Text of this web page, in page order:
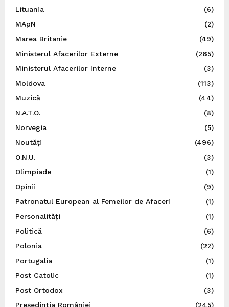
Lituania
(6)
MApN
(2)
Marea Britanie
(49)
Ministerul Afacerilor Externe
(265)
Ministerul Afacerilor Interne
(3)
Moldova
(113)
Muzică
(44)
N.A.T.O.
(8)
Norvegia
(5)
Noutăți
(496)
O.N.U.
(3)
Olimpiade
(1)
Opinii
(9)
Patronatul European al Femeilor de Afaceri
(1)
Personalități
(1)
Politică
(6)
Polonia
(22)
Portugalia
(1)
Post Catolic
(1)
Post Ortodox
(3)
Preşedinţia României
(245)